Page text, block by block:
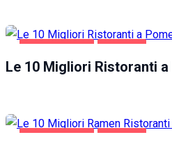
Le 10 Migliori Ristoranti a